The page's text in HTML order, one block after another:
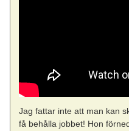
Jag fattar inte att man kan
få behålla jobbet! Hon